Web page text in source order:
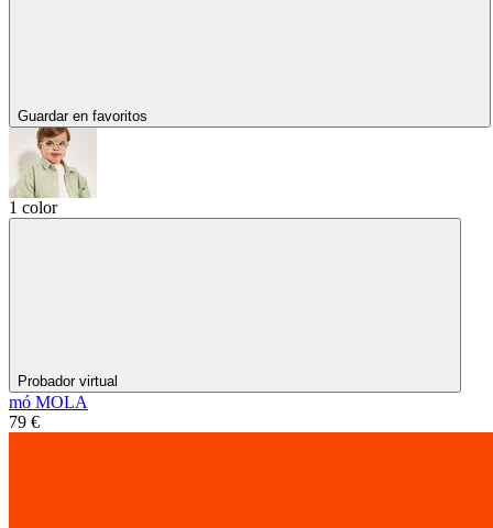
Guardar en favoritos
1 color
Probador virtual
mó MOLA
79 €